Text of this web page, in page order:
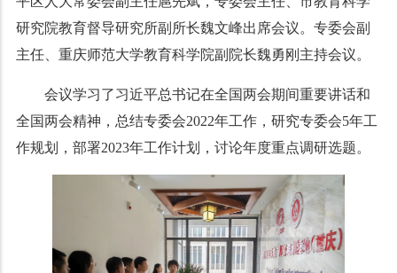
研究院教育督导研究所副所长魏文峰出席会议。专委会副
主任、重庆师范大学教育科学院副院长魏勇刚主持会议。
会议学习了习近平总书记在全国两会期间重要讲话和
全国两会精神，总结专委会2022年工作，研究专委会5年工
作规划，部署2023年工作计划，讨论年度重点调研选题。